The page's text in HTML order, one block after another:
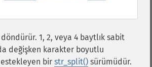
1, 2, veya 4 baytlık sabit
değişken karakter boyutlu
bir str_split() sürümüdür.